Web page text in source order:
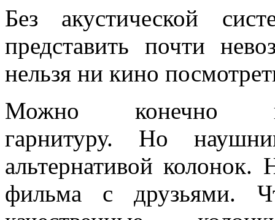
Без акустической
представить почти
нельзя ни кино
Можно конечно
гарнитуру. Но
альтернативой
фильма с друзьями.